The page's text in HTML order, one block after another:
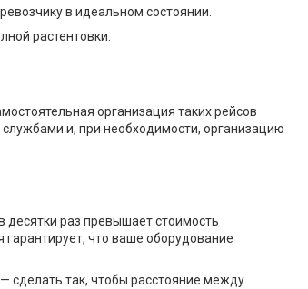
в идеальном состоянии.
растентовки.
организация таких рейсов
и, при необходимости, организацию
десятки раз превышает стоимость
что ваше оборудование
сделать так, чтобы расстояние между